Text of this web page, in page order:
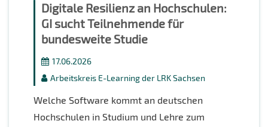
Digitale Resilienz an Hochschulen:
GI sucht Teilnehmende für
bundesweite Studie
17.06.2026
Arbeitskreis E-Learning der LRK Sachsen
Welche Software kommt an deutschen
Hochschulen in Studium und Lehre zum